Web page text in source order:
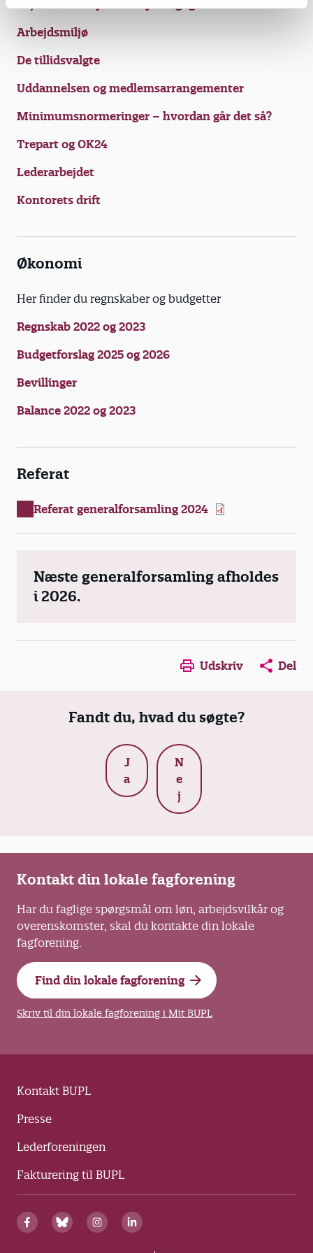
Arbejdsmiljø
De tillidsvalgte
Uddannelsen og medlemsarrangementer
Minimumsnormeringer – hvordan går det så?
Trepart og OK24
Lederarbejdet
Kontorets drift
Økonomi
Her finder du regnskaber og budgetter
Regnskab 2022 og 2023
Budgetforslag 2025 og 2026
Bevillinger
Balance 2022 og 2023
Referat
Referat generalforsamling 2024
Næste generalforsamling afholdes
i 2026.
Opens in a new window
Opens in a new
Opens in
Udskriv Del
Fandt du, hvad du søgte?
J
a
N
e
j
Kontakt din lokale fagforening
Har du faglige spørgsmål om løn, arbejdsvilkår og
overenskomster, skal du kontakte din lokale
fagforening.
Find din lokale fagforening
Skriv til din lokale fagforening i Mit BUPL
Kontakt BUPL
Presse
Lederforeningen
Fakturering til BUPL